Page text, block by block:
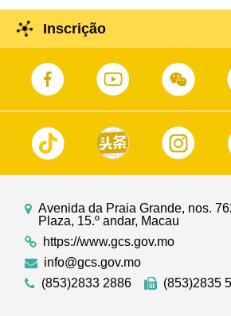
Inscrição
Avenida da Praia Grande, nos.
Plaza, 15.º andar, Macau
https://www.gcs.gov.mo
info@gcs.gov.mo
(853)2833 2886
(853)2835